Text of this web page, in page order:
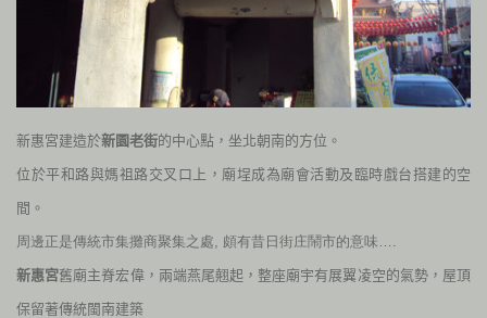
新惠宮建造於新園老街的中心點，坐北朝南的方位。
位於平和路與媽祖路交叉口上，廟埕成為廟會活動及臨時戲台搭建的空
間。
周邊正是傳統市集攤商聚集之處, 頗有昔日街庄鬧市的意味….
新惠宮舊廟主脊宏偉，兩端燕尾翹起，整座廟宇有展翼 凌空的氣勢，屋頂
保留著傳統閩南建築